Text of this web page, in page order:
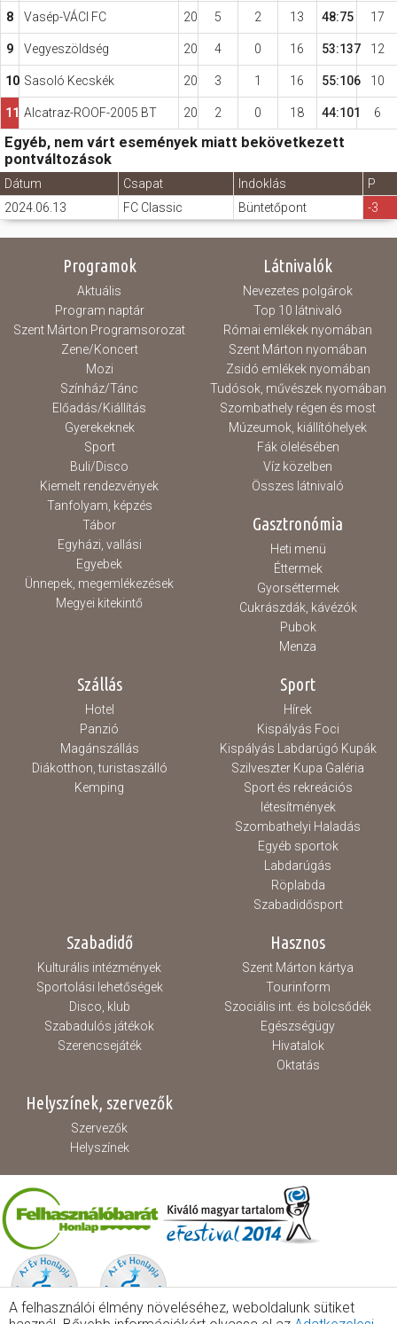
8 Vasép-VÁCI FC 20 5 2 13 48:75 17
9 Vegyeszöldség 20 4 0 16 53:137 12
10 Sasoló Kecskék 20 3 1 16 55:106 10
11 Alcatraz-ROOF-2005 BT 20 2 0 18 44:101 6
Egyéb, nem várt események miatt bekövetkezett
pontváltozások
Dátum Csapat Indoklás
P
2024.06.13
FC Classic Büntetőpont -3
Programok
Aktuális
Program naptár
Szent Márton Programsorozat
Zene/Koncert
Mozi
Színház/Tánc
Előadás/Kiállítás
Gyerekeknek
Sport
Buli/Disco
Kiemelt rendezvények
Tanfolyam, képzés
Tábor
Egyházi, vallási
Egyebek
Ünnepek, megemlékezések
Megyei kitekintő
Látnivalók
Nevezetes polgárok
Top 10 látnivaló
Római emlékek nyomában
Szent Márton nyomában
Zsidó emlékek nyomában
Tudósok, művészek nyomában
Szombathely régen és most
Múzeumok, kiállítóhelyek
Fák ölelésében
Víz közelben
Összes látnivaló
Gasztronómia
Heti menü
Éttermek
Gyorséttermek
Cukrászdák, kávézók
Pubok
Menza
Szállás
Hotel
Panzió
Magánszállás
Diákotthon, turistaszálló
Kemping
Sport
Hírek
Kispályás Foci
Kispályás Labdarúgó Kupák
Szilveszter Kupa Galéria
Sport és rekreációs
létesítmények
Szombathelyi Haladás
Egyéb sportok
Labdarúgás
Röplabda
Szabadidősport
Szabadidő
Kulturális intézmények
Sportolási lehetőségek
Disco, klub
Szabadulós játékok
Szerencsejáték
Hasznos
Szent Márton kártya
Tourinform
Szociális int. és bölcsődék
Egészségügy
Hivatalok
Oktatás
Helyszínek, szervezők
Szervezők
Helyszínek
A felhasználói élmény növeléséhez, weboldalunk sütiket